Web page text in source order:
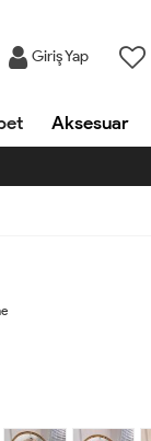
Giriş Yap
Aksesuar